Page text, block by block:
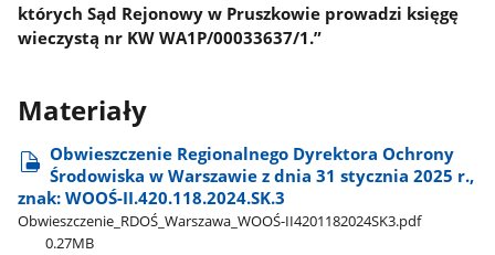
których Sąd Rejonowy w Pruszkowie prowadzi księgę
wieczystą nr KW WA1P/00033637/1.”
Materiały
Obwieszczenie Regionalnego Dyrektora Ochrony
Środowiska w Warszawie z dnia 31 stycznia 2025 r.,
znak: WOOŚ-II.420.118.2024.SK.3
Obwieszczenie​_RDOŚ​_Warszawa​_WOOŚ-II4201182024SK3.pdf
0.27MB